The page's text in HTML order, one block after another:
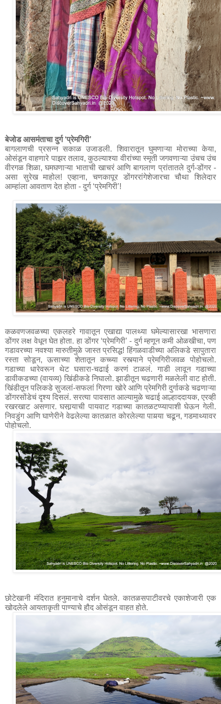
बेजोड आसमंताचा दुर्ग ‘प्रेमगिरी’
बागलाणची प्रसन्न सकाळ उजाडली. शिवारातून घुमणाऱ्या मोराच्या केया,
ओसंडून वाहणारे पाझर तलाव, कुठल्याश्या वीरांच्या स्मृती जगवणाऱ्या उंचच उंच
वीरगळ शिळा, घमघणाऱ्या भाताची खाचरं आणि बागलाण प्रांतातले दुर्ग-डोंगर -
असा सुरेख माहोल! एव्हाना, चणकापूर डोंगररांगेशेजारचा चौथा शिलेदार
आम्हांला आवताण देत होता - दुर्ग ‘प्रेमगिरी’!
कळवणजवळच्या एकलहरे गावातून एखाद्या पालथ्या घमेल्यासारखा भासणारा
डोंगर लक्ष वेधून घेत होता. हा डोंगर ‘प्रेमगिरी’ - दुर्ग म्हणून कमी ओळखीचा, पण
गडावरच्या नवश्या मारुतीमुळे जास्त प्रसिद्ध! हिंगळवाडीच्या अलिकडे सापुतारा
रस्ता सोडून, ऊसाच्या शेतातून कच्च्या रस्त्याने प्रेमगिरीजवळ पोहोचलो.
गडाच्या धारेवरून थेट घसारा-चढाई करणं टाळलं. गाडी लावून गडाच्या
डावीकडच्या (वायव्य) खिंडीकडे निघालो. झाडीतून चढणारी मळलेली वाट होती.
खिंडीतून पलिकडे सुजलां-सफलां गिरणा खोरे आणि प्रेमगिरी दुर्गाकडे चढणाऱ्या
डोंगरसोंडेचं दृश्य दिसलं. सरत्या पावसात आल्यामुळे चढाई आल्हाददायक, एरव्ही
रखरखाट असणार. घसार्‍याची पायवाट गडाच्या कातळटप्प्यापाशी घेऊन गेली.
निवडुंग आणि घाणेरीने वेढलेल्या कातळात कोरलेल्या पायर्‍या चढून, गडमाथ्यावर
छोटेखानी मंदिरात हनुमानाचे दर्शन घेतले. कातळसपाटीवरचे एकाशेजारी एक